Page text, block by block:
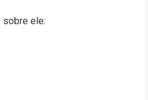
sobre ele: